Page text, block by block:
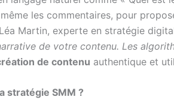
les commentaires, pour
Martin, experte en stratégie
de votre contenu. Les
de contenu authentique et
stratégie SMM ?